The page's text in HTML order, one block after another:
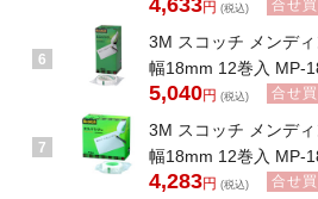
4,633円 (税込) 合せ
6
3M スコッチ メンデ
幅18mm 12巻入 MP-
5,040円 (税込) 合せ
7
3M スコッチ メンデ
幅18mm 12巻入 MP-
4,283円 (税込) 合せ